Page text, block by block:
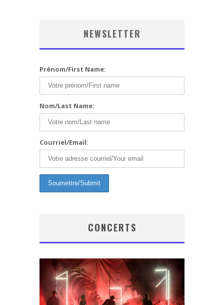
NEWSLETTER
Prénom/First Name:
Nom/Last Name:
Courriel/Email:
CONCERTS